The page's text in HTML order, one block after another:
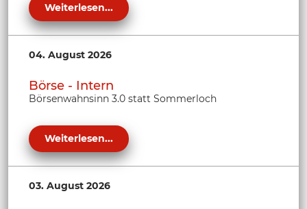
Weiterlesen...
04. August 2026
Börse - Intern
Börsenwahnsinn 3.0 statt Sommerloch
Weiterlesen...
03. August 2026